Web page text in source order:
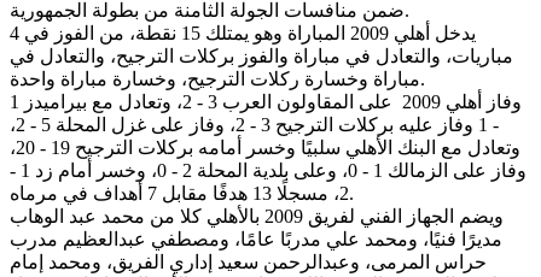
ضمن منافسات الجولة الثامنة من بطولة الجمهورية.
يدخل أهلي 2009 المباراة وهو يمتلك 15 نقطة، من الفوز في 4
مباريات، والتعادل في مباراة والفوز بركلات الترجيح، والتعادل في
مباراة وخسارة ركلات الترجيح، وخسارة مباراة واحدة.
وفاز أهلي 2009 على المقاولون العرب 3 - 2، وتعادل مع بيراميدز 1
- 1 وفاز عليه بركلات الترجيح 3 - 2، وفاز على غزل المحلة 5 - 2،
وتعادل مع البنك الأهلي سلبيًا وخسر أمامه بركلات الترجيح 19 - 20،
وفاز على الزمالك 1 - 0، وعلى بلدية المحلة 2 - 0، وخسر أمام زد 1 -
2، مسجلًا 13 هدفًا مقابل 7 أهداف في مرماه.
ويضم الجهاز الفني لفريق 2009 بالأهلي كلا من محمد عبد الوهاب
مديرًا فنيًا، ومحمد علي مدربًا عامًا، ومصطفي عبدالعظيم مدرب
حراس المرمى، وعبدالرحمن سعيد إداري الفريق، ومحمد إمام